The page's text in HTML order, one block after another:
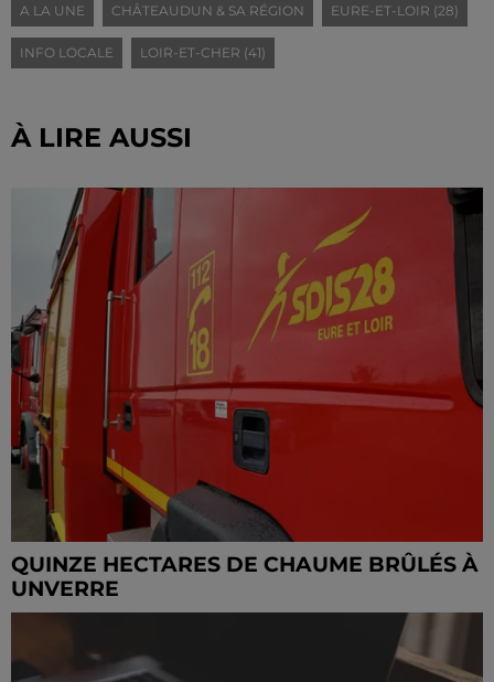
A LA UNE CHÂTEAUDUN & SA RÉGION EURE-ET-LOIR (28)
INFO LOCALE LOIR-ET-CHER (41)
À LIRE AUSSI
QUINZE HECTARES DE CHAUME BRÛLÉS À
UNVERRE